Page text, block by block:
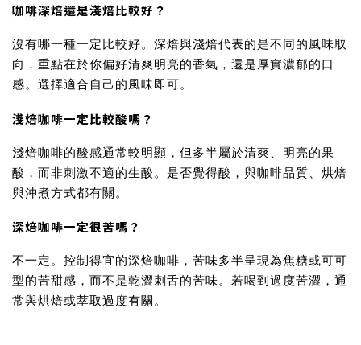
咖啡深焙還是淺焙比較好？
沒有哪一種一定比較好。深焙與淺焙代表的是不同的風味取
向，重點在於你偏好清爽明亮的香氣，還是厚實濃郁的口
感。選擇適合自己的風味即可。
淺焙咖啡一定比較酸嗎？
淺焙咖啡的酸感通常較明顯，但多半屬於清爽、明亮的果
酸，而非刺激不適的生酸。是否覺得酸，與咖啡品質、烘焙
與沖煮方式都有關。
深焙咖啡一定很苦嗎？
不一定。控制得宜的深焙咖啡，苦味多半呈現為焦糖或可可
型的苦甜感，而不是乾澀刺舌的苦味。若喝到過度苦澀，通
常與烘焙或萃取過度有關。